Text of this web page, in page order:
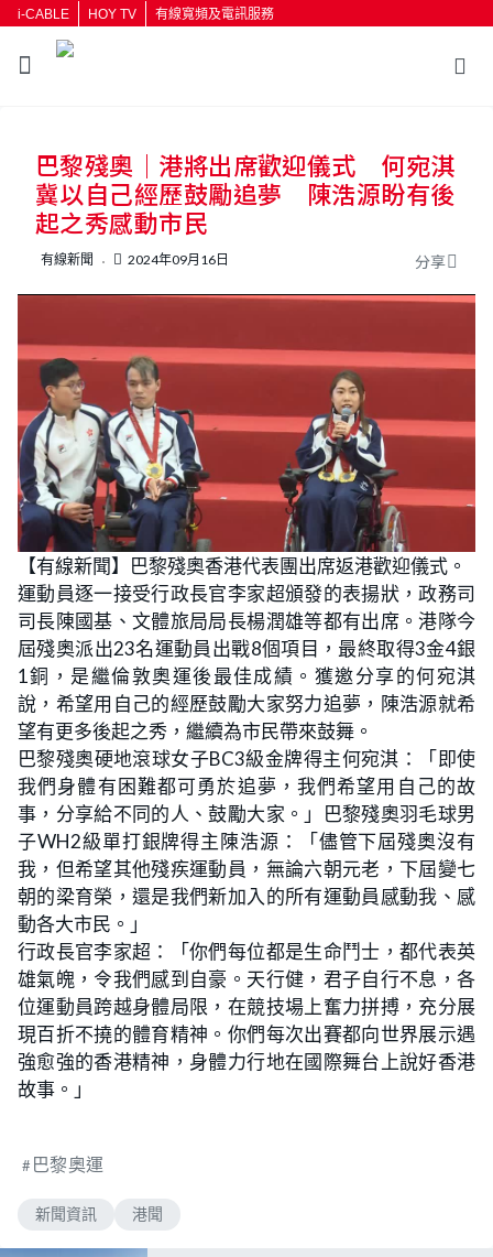
i-CABLE HOY TV 有線寬頻及電訊服務
按輸入鍵開始搜尋
巴黎殘奧｜港將出席歡迎儀式 何宛淇
冀以自己經歷鼓勵追夢 陳浩源盼有後
起之秀感動市民
有線新聞 2024年09月16日 分享
【有線新聞】巴黎殘奧香港代表團出席返港歡迎儀式。
運動員逐一接受行政長官李家超頒發的表揚狀，政務司
司長陳國基、文體旅局局長楊潤雄等都有出席。港隊今
屆殘奧派出23名運動員出戰8個項目，最終取得3金4銀
1銅，是繼倫敦奧運後最佳成績。獲邀分享的何宛淇
說，希望用自己的經歷鼓勵大家努力追夢，陳浩源就希
望有更多後起之秀，繼續為市民帶來鼓舞。
巴黎殘奧硬地滾球女子BC3級金牌得主何宛淇：「即使
我們身體有困難都可勇於追夢，我們希望用自己的故
事，分享給不同的人、鼓勵大家。」巴黎殘奧羽毛球男
子WH2級單打銀牌得主陳浩源：「儘管下屆殘奧沒有
我，但希望其他殘疾運動員，無論六朝元老，下屆變七
朝的梁育榮，還是我們新加入的所有運動員感動我、感
動各大市民。」
行政長官李家超：「你們每位都是生命鬥士，都代表英
雄氣魄，令我們感到自豪。天行健，君子自行不息，各
位運動員跨越身體局限，在競技場上奮力拼搏，充分展
現百折不撓的體育精神。你們每次出賽都向世界展示遇
強愈強的香港精神，身體力行地在國際舞台上說好香港
故事。」
巴黎奧運
新聞資訊 港聞